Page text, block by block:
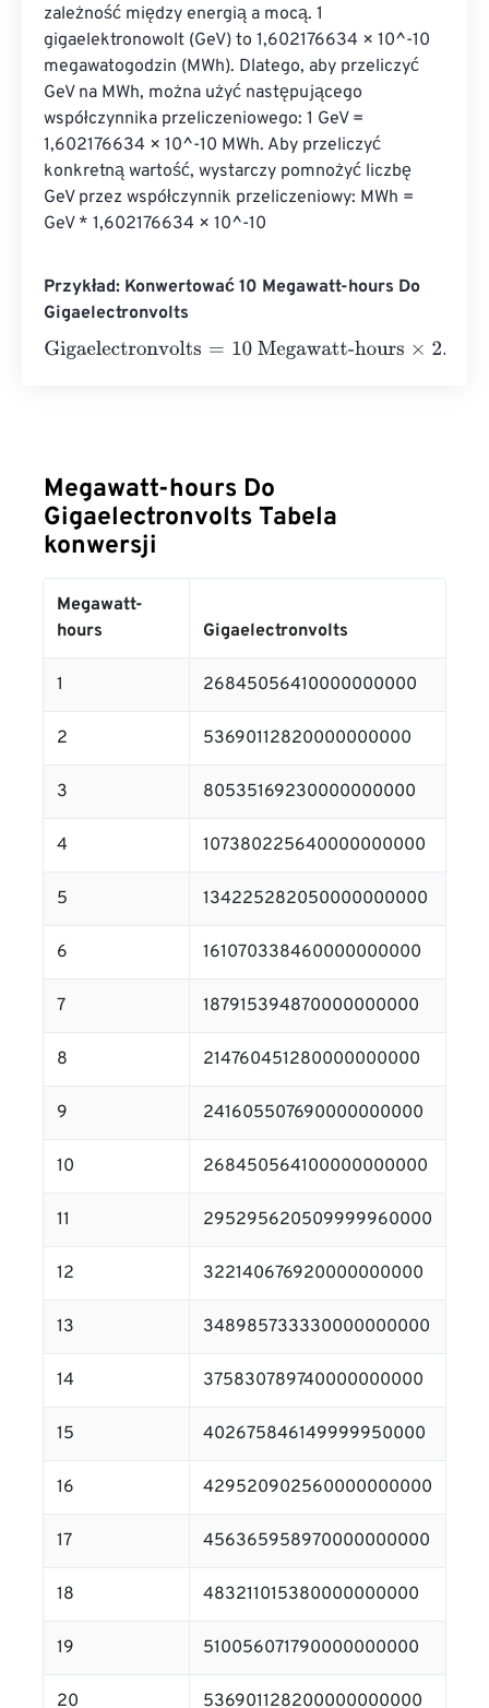
zależność między energią a mocą. 1
gigaelektronowolt (GeV) to 1,602176634 × 10^-10
megawatogodzin (MWh). Dlatego, aby przeliczyć
GeV na MWh, można użyć następującego
współczynnika przeliczeniowego: 1 GeV =
1,602176634 × 10^-10 MWh. Aby przeliczyć
konkretną wartość, wystarczy pomnożyć liczbę
GeV przez współczynnik przeliczeniowy: MWh =
GeV * 1,602176634 × 10^-10
Przykład: Konwertować 10 Megawatt-hours Do
Gigaelectronvolts
Gigaelectronvolts=10 Megawatt-hours×2.684505641
Megawatt-hours Do
Gigaelectronvolts Tabela
konwersji
Megawatt-
hours
Gigaelectronvolts
1 26845056410000000000
2 53690112820000000000
3 80535169230000000000
4 107380225640000000000
5 134225282050000000000
6 161070338460000000000
7 187915394870000000000
8 214760451280000000000
9 241605507690000000000
10 268450564100000000000
11 295295620509999960000
12 322140676920000000000
13 348985733330000000000
14 375830789740000000000
15 402675846149999950000
16 429520902560000000000
17 456365958970000000000
18 483211015380000000000
19 510056071790000000000
20 536901128200000000000